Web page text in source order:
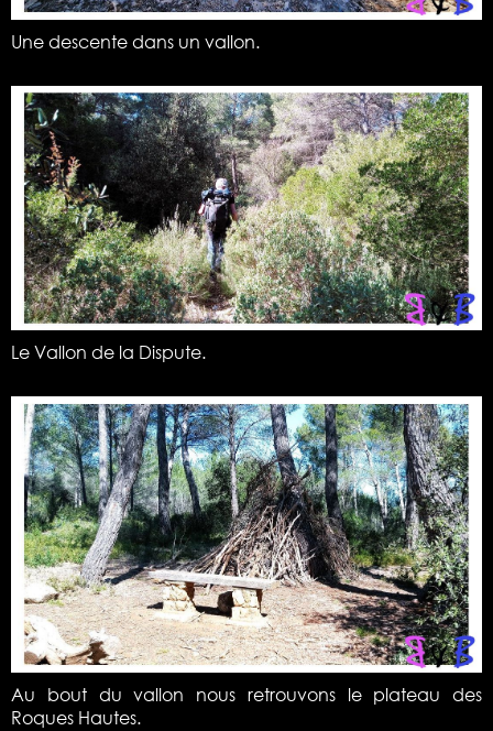
Une descente dans un vallon.
Le Vallon de la Dispute.
Au bout du vallon nous retrouvons le plateau des
Roques Hautes.